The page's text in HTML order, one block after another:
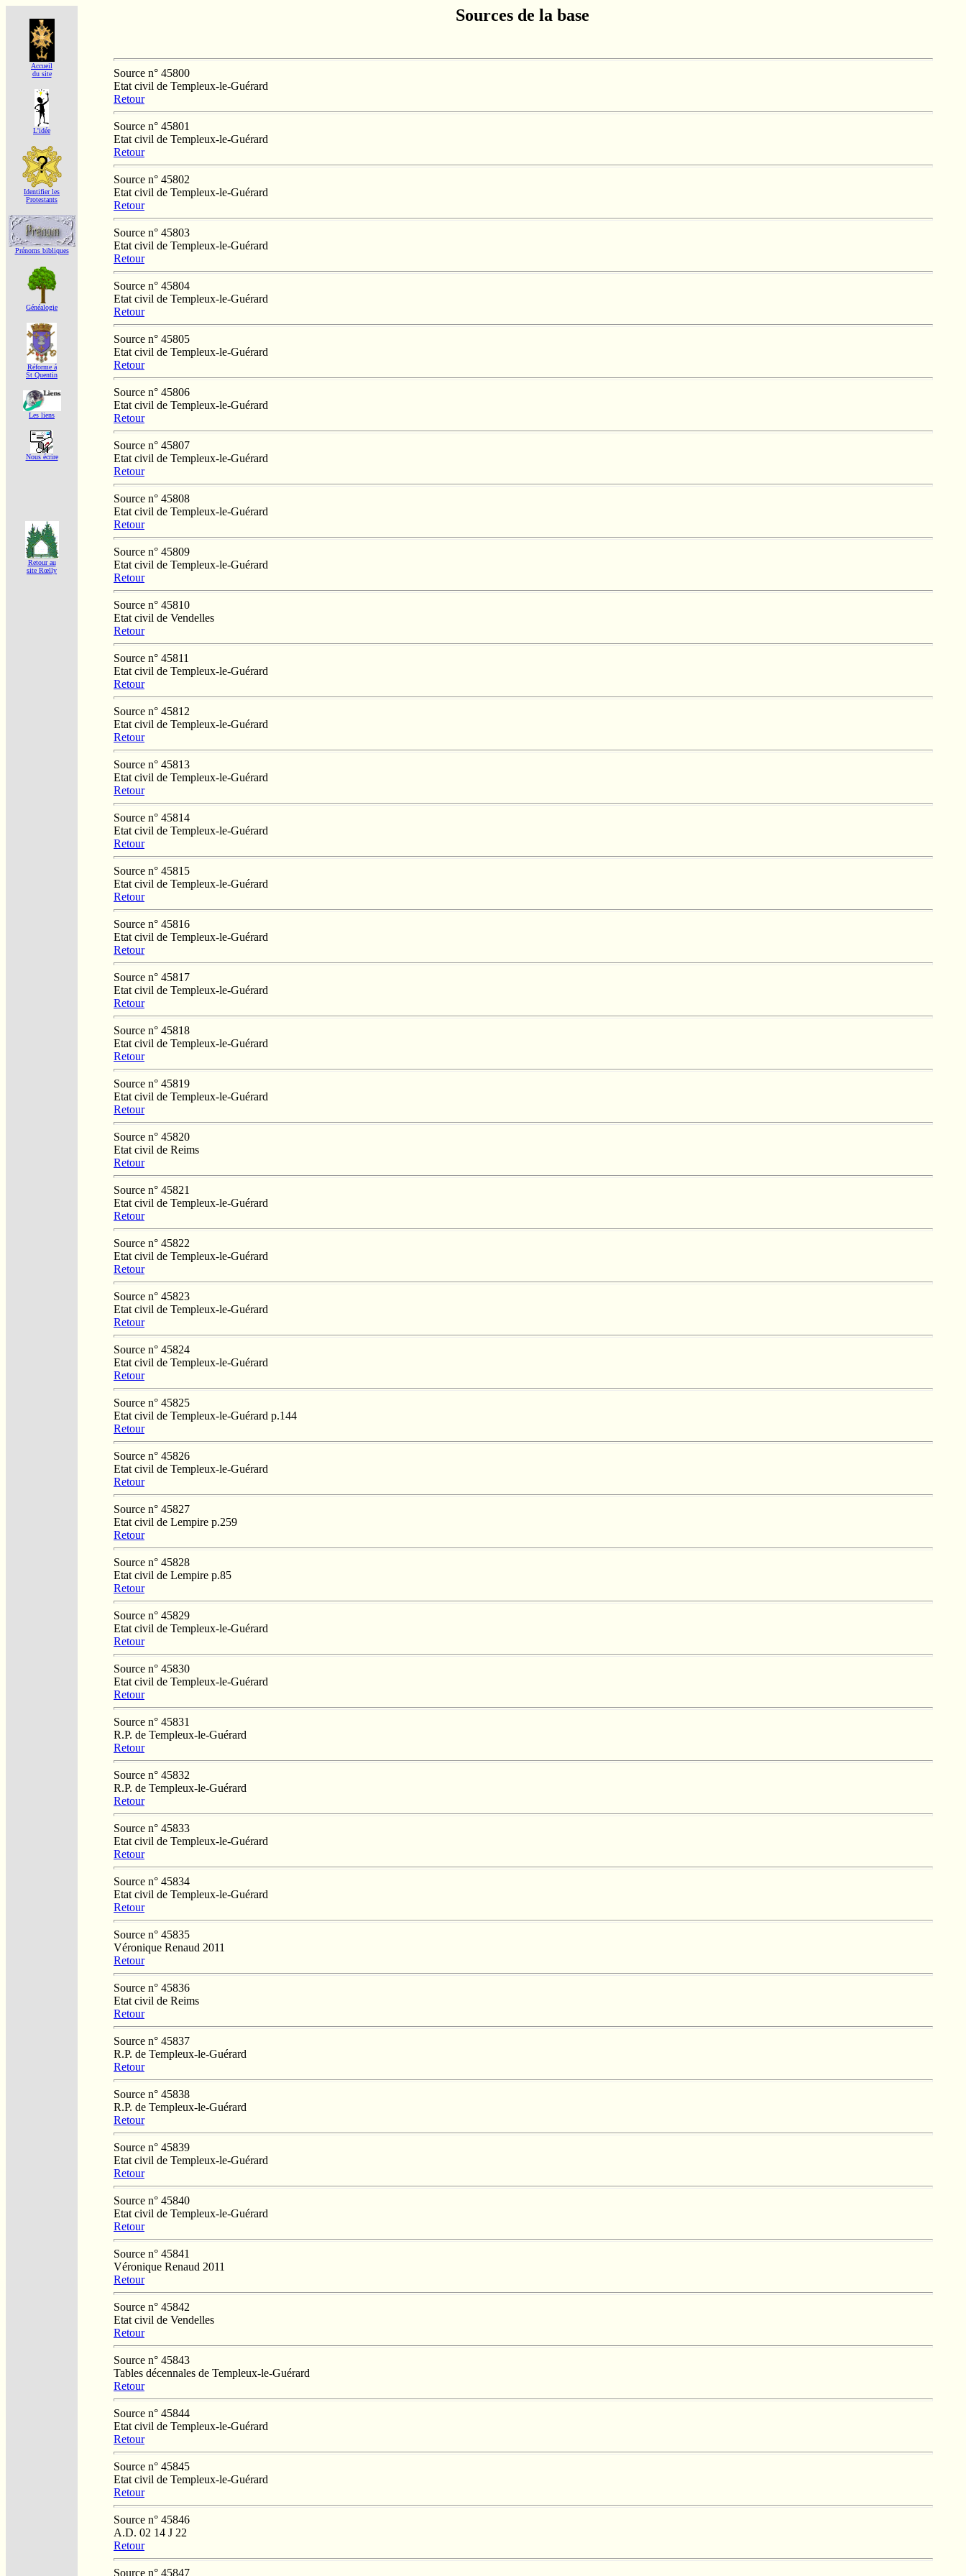
Accueil
du site
L'idée
Identifier les
Protestants
Prénoms bibliques
Généalogie
Réforme á
St Quentin
Les liens
Nous écrire
Retour au
site Rœlly
Sources de la base
Source n° 45800
Etat civil de Templeux-le-Guérard
Retour
Source n° 45801
Etat civil de Templeux-le-Guérard
Retour
Source n° 45802
Etat civil de Templeux-le-Guérard
Retour
Source n° 45803
Etat civil de Templeux-le-Guérard
Retour
Source n° 45804
Etat civil de Templeux-le-Guérard
Retour
Source n° 45805
Etat civil de Templeux-le-Guérard
Retour
Source n° 45806
Etat civil de Templeux-le-Guérard
Retour
Source n° 45807
Etat civil de Templeux-le-Guérard
Retour
Source n° 45808
Etat civil de Templeux-le-Guérard
Retour
Source n° 45809
Etat civil de Templeux-le-Guérard
Retour
Source n° 45810
Etat civil de Vendelles
Retour
Source n° 45811
Etat civil de Templeux-le-Guérard
Retour
Source n° 45812
Etat civil de Templeux-le-Guérard
Retour
Source n° 45813
Etat civil de Templeux-le-Guérard
Retour
Source n° 45814
Etat civil de Templeux-le-Guérard
Retour
Source n° 45815
Etat civil de Templeux-le-Guérard
Retour
Source n° 45816
Etat civil de Templeux-le-Guérard
Retour
Source n° 45817
Etat civil de Templeux-le-Guérard
Retour
Source n° 45818
Etat civil de Templeux-le-Guérard
Retour
Source n° 45819
Etat civil de Templeux-le-Guérard
Retour
Source n° 45820
Etat civil de Reims
Retour
Source n° 45821
Etat civil de Templeux-le-Guérard
Retour
Source n° 45822
Etat civil de Templeux-le-Guérard
Retour
Source n° 45823
Etat civil de Templeux-le-Guérard
Retour
Source n° 45824
Etat civil de Templeux-le-Guérard
Retour
Source n° 45825
Etat civil de Templeux-le-Guérard p.144
Retour
Source n° 45826
Etat civil de Templeux-le-Guérard
Retour
Source n° 45827
Etat civil de Lempire p.259
Retour
Source n° 45828
Etat civil de Lempire p.85
Retour
Source n° 45829
Etat civil de Templeux-le-Guérard
Retour
Source n° 45830
Etat civil de Templeux-le-Guérard
Retour
Source n° 45831
R.P. de Templeux-le-Guérard
Retour
Source n° 45832
R.P. de Templeux-le-Guérard
Retour
Source n° 45833
Etat civil de Templeux-le-Guérard
Retour
Source n° 45834
Etat civil de Templeux-le-Guérard
Retour
Source n° 45835
Véronique Renaud 2011
Retour
Source n° 45836
Etat civil de Reims
Retour
Source n° 45837
R.P. de Templeux-le-Guérard
Retour
Source n° 45838
R.P. de Templeux-le-Guérard
Retour
Source n° 45839
Etat civil de Templeux-le-Guérard
Retour
Source n° 45840
Etat civil de Templeux-le-Guérard
Retour
Source n° 45841
Véronique Renaud 2011
Retour
Source n° 45842
Etat civil de Vendelles
Retour
Source n° 45843
Tables décennales de Templeux-le-Guérard
Retour
Source n° 45844
Etat civil de Templeux-le-Guérard
Retour
Source n° 45845
Etat civil de Templeux-le-Guérard
Retour
Source n° 45846
A.D. 02 14 J 22
Retour
Source n° 45847